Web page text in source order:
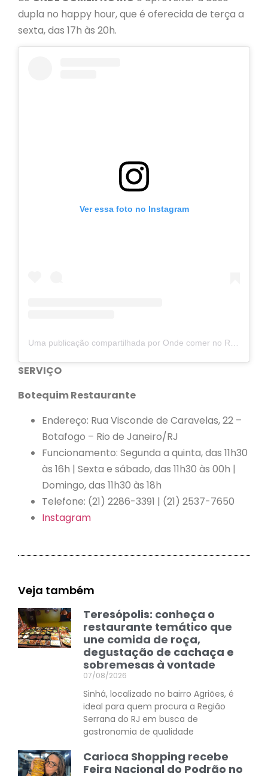
dupla no happy hour, que é oferecida de terça a
sexta, das 17h às 20h.
Ver essa foto no Instagram
SERVIÇO
Botequim Restaurante
Endereço: Rua Visconde de Caravelas, 22 –
Botafogo – Rio de Janeiro/RJ
Funcionamento: Segunda a quinta, das 11h30
às 16h | Sexta e sábado, das 11h30 às 00h |
Domingo, das 11h30 às 18h
Telefone: (21) 2286-3391 | (21) 2537-7650
Instagram
Veja também
Teresópolis: conheça o
restaurante temático que
une comida de roça,
degustação de cachaça e
sobremesas à vontade
07/08/2026
Sinhá, localizado no bairro Agriões, é
ideal para quem procura a Região
Serrana do RJ em busca de
gastronomia de qualidade
Carioca Shopping recebe
Feira Nacional do Podrão no